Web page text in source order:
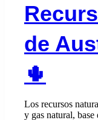
de
🌵
Los recursos
y gas natural, base